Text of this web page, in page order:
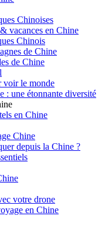
Chinoises
vacances en Chine
Chinois
de Chine
de Chine
voir le monde
: une étonnante diversité
en Chine
Chine
depuis la Chine ?
votre drone
en Chine